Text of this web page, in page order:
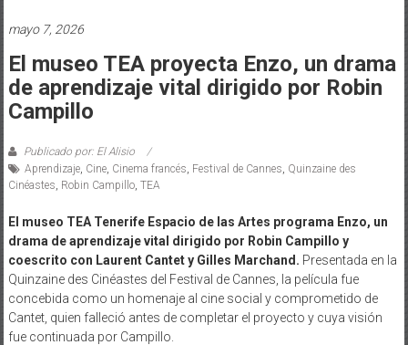
mayo 7, 2026
El museo TEA proyecta Enzo, un drama
de aprendizaje vital dirigido por Robin
Campillo
Publicado por: El Alisio
Aprendizaje, Cine, Cinema francés Festival de Cannes Quinzaine des
Cinéastes Robin Campillo, TEA
El museo TEA Tenerife Espacio de las Artes programa Enzo, un
drama de aprendizaje vital dirigido por Robin Campillo y
coescrito con Laurent Cantet y Gilles Marchand. Presentada en la
Quinzaine des Cinéastes del Festival de Cannes, la película fue
concebida como un homenaje al cine social y comprometido de
Cantet, quien falleció antes de completar el proyecto y cuya visión
fue continuada por Campillo.